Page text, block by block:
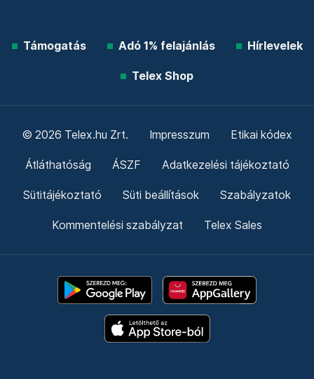
Támogatás Adó 1% felajánlás Hírlevelek
Telex Shop
© 2026 Telex.hu Zrt. Impresszum Etikai kódex
Átláthatóság ÁSZF Adatkezelési tájékoztató
Sütitájékoztató Süti beállítások Szabályzatok
Kommentelési szabályzat Telex Sales